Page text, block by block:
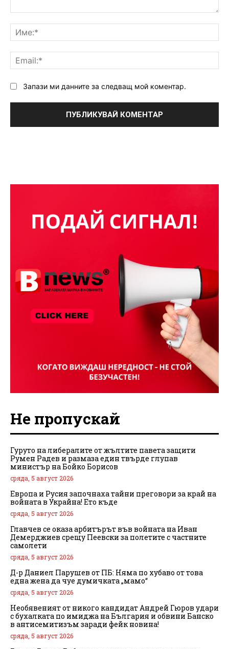
Запази ми данните за следващ мой коментар.
Не пропускай
Гуруто на либералите от жълтите павета защити
Румен Радев и размаза един твърде глупав
министър на Бойко Борисов
сряда, 5 август 2026
Европа и Русия започнаха тайни преговори за край на
войната в Украйна! Ето къде
сряда, 5 август 2026
Главчев се оказа арбитърът във войната на Иван
Демерджиев срещу Пеевски за полетите с частните
самолети
сряда, 5 август 2026
Д-р Даниел Парушев от ПБ: Няма по хубаво от това
една жена да чуе думичката „мамо“
сряда, 5 август 2026
Необявеният от никого кандидат Андрей Гюров удари
с бухалката по имиджа на България и обвини Банско
в антисемитизъм заради фейк новина!
сряда, 5 август 2026